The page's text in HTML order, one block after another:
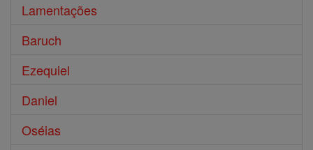
Lamentações
Baruch
Ezequiel
Daniel
Oséias